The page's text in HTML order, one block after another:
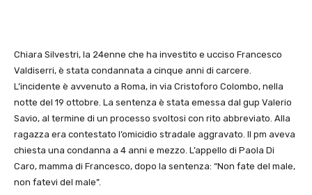
Chiara Silvestri, la 24enne che ha investito e ucciso Francesco
Valdiserri, è stata condannata a cinque anni di carcere.
L’incidente è avvenuto a Roma, in via Cristoforo Colombo, nella
notte del 19 ottobre. La sentenza è stata emessa dal gup Valerio
Savio, al termine di un processo svoltosi con rito abbreviato. Alla
ragazza era contestato l’omicidio stradale aggravato. Il pm aveva
chiesta una condanna a 4 anni e mezzo. L’appello di Paola Di
Caro, mamma di Francesco, dopo la sentenza: “Non fate del male,
non fatevi del male”.